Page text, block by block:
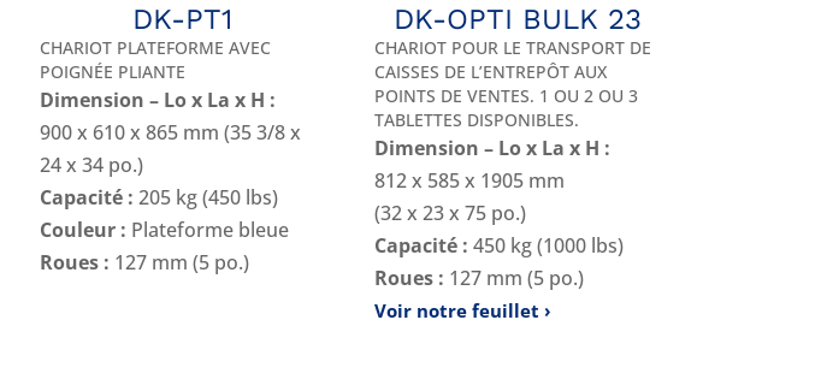
DK-PT1
CHARIOT PLATEFORME AVEC
POIGNÉE PLIANTE
Dimension – Lo x La x H :
900 x 610 x 865 mm (35 3/8 x
24 x 34 po.)
Capacité : 205 kg (450 lbs)
Couleur : Plateforme bleue
Roues : 127 mm (5 po.)
DK-OPTI BULK 23
CHARIOT POUR LE TRANSPORT DE
CAISSES DE L’ENTREPÔT AUX
POINTS DE VENTES. 1 OU 2 OU 3
TABLETTES DISPONIBLES.
Dimension – Lo x La x H :
812 x 585 x 1905 mm
(32 x 23 x 75 po.)
Capacité : 450 kg (1000 lbs)
Roues : 127 mm (5 po.)
Voir notre feuillet